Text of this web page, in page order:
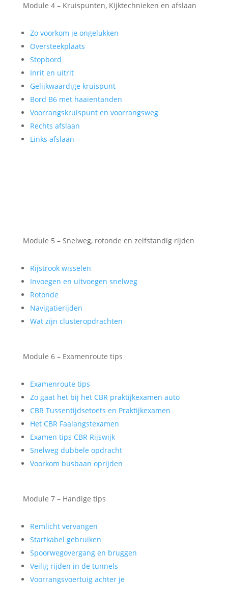
Module 4 – Kruispunten, Kijktechnieken en afslaan
Zo voorkom je ongelukken
Oversteekplaats
Stopbord
Inrit en uitrit
Gelijkwaardige kruispunt
Bord B6 met haaientanden
Voorrangskruispunt en voorrangsweg
Rechts afslaan
Links afslaan
Module 5 – Snelweg, rotonde en zelfstandig rijden
Rijstrook wisselen
Invoegen en uitvoegen snelweg
Rotonde
Navigatierijden
Wat zijn clusteropdrachten
Module 6 – Examenroute tips
Examenroute tips
Zo gaat het bij het CBR praktijkexamen auto
CBR Tussentijdsetoets en Praktijkexamen
Het CBR Faalangstexamen
Examen tips CBR Rijswijk
Snelweg dubbele opdracht
Voorkom busbaan oprijden
Module 7 – Handige tips
Remlicht vervangen
Startkabel gebruiken
Spoorwegovergang en bruggen
Veilig rijden in de tunnels
Voorrangsvoertuig achter je